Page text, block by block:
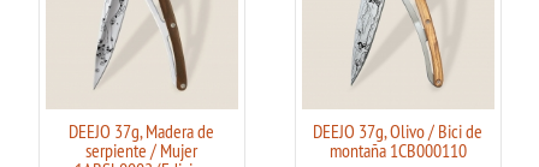
DEEJO 37g, Madera de
serpiente / Mujer
DEEJO 37g, Olivo / Bici de
montaña 1CB000110